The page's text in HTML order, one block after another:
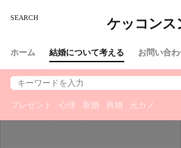
ケッコンス
ホーム 結婚について考える お問い合
プレゼント 心理 新婚 再婚 元カノ